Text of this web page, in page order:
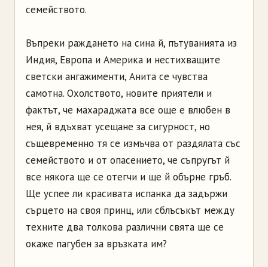
семейството.
Въпреки раждането на сина й, пътуванията из
Индия, Европа и Америка и нестихващите
светски ангажименти, Анита се чувства
самотна. Охолството, новите приятели и
фактът, че махараджата все още е влюбен в
нея, й вдъхват усещане за сигурност, но
същевременно тя се измъчва от раздялата със
семейството и от опасението, че съпругът й
все някога ще се отегчи и ще й обърне гръб.
Ще успее ли красивата испанка да задържи
сърцето на своя принц, или сблъсъкът между
техните два толкова различни свята ще се
окаже пагубен за връзката им?